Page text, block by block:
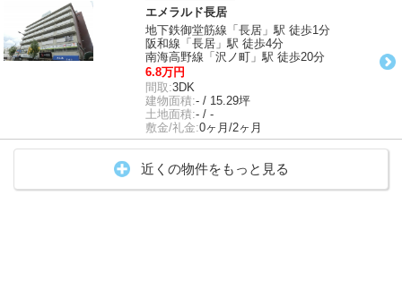
エメラルド長居
地下鉄御堂筋線「長居」駅 徒歩1分
阪和線「長居」駅 徒歩4分
南海高野線「沢ノ町」駅 徒歩20分
6.8万円
間取:3DK
建物面積:- / 15.29坪
土地面積:- / -
敷金/礼金:0ヶ月/2ヶ月
近くの物件をもっと見る